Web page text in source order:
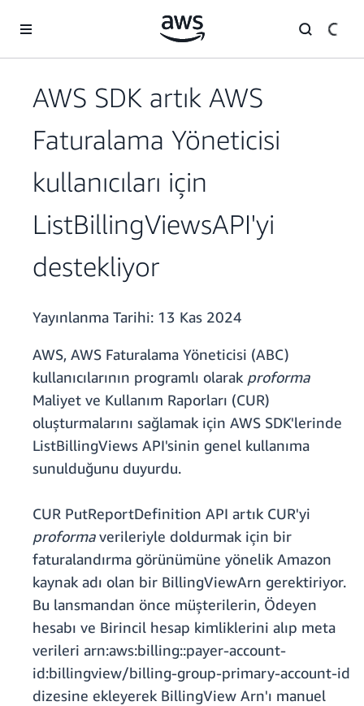
AWS SDK artık AWS
Faturalama Yöneticisi
kullanıcıları için
ListBillingViewsAPI'yi
destekliyor
Yayınlanma Tarihi: 13 Kas 2024
AWS, AWS Faturalama Yöneticisi (ABC)
kullanıcılarının programlı olarak proforma
Maliyet ve Kullanım Raporları (CUR)
oluşturmalarını sağlamak için AWS SDK'lerinde
ListBillingViews API'sinin genel kullanıma
sunulduğunu duyurdu.
CUR PutReportDefinition API artık CUR'yi
proformaverileriyle doldurmak için bir
faturalandırma görünümüne yönelik Amazon
kaynak adı olan bir BillingViewArn gerektiriyor.
Bu lansmandan önce müşterilerin, Ödeyen
hesabı ve Birincil hesap kimliklerini alıp meta
verileri arn:aws:billing::payer-account-
id:billingview/billing-group-primary-account-id
dizesine ekleyerek BillingView Arn'ı manuel